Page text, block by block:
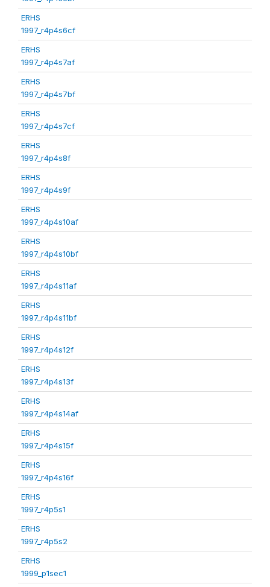
ERHS
1997_r4p4s6cf
ERHS
1997_r4p4s7af
ERHS
1997_r4p4s7bf
ERHS
1997_r4p4s7cf
ERHS
1997_r4p4s8f
ERHS
1997_r4p4s9f
ERHS
1997_r4p4s10af
ERHS
1997_r4p4s10bf
ERHS
1997_r4p4s11af
ERHS
1997_r4p4s11bf
ERHS
1997_r4p4s12f
ERHS
1997_r4p4s13f
ERHS
1997_r4p4s14af
ERHS
1997_r4p4s15f
ERHS
1997_r4p4s16f
ERHS
1997_r4p5s1
ERHS
1997_r4p5s2
ERHS
1999_p1sec1